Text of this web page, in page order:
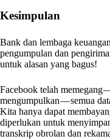
Kesimpulan
Bank dan lembaga
pengumpulan dan
untuk alasan yang bagus!
Facebook telah memegang
mengumpulkan — semua
Kita hanya dapat
diperlukan untuk
transkrip obrolan dan